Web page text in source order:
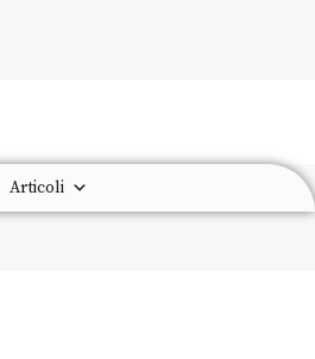
Articoli